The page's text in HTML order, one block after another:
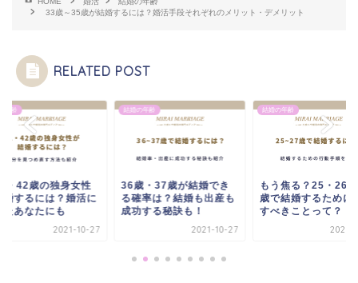
33歳～35歳が結婚するには？婚活手段それぞれのメリット・デメリット
RELATED POST
年齢
・42歳の独身女性
婚するには？婚活に
たあなたにも
2021-10-27
結婚の年齢
36歳・37歳が結婚でき
る確率は？結婚も出産も
成功する秘訣も！
2021-10-27
結婚の年齢
もう焦る？25・26
歳で結婚するために
すべきことって？
2021-